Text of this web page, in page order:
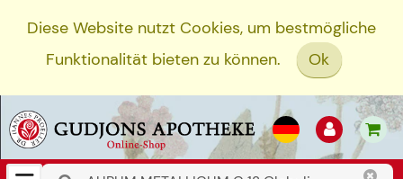
Diese Website nutzt Cookies, um bestmögliche
Funktionalität bieten zu können.
Ok